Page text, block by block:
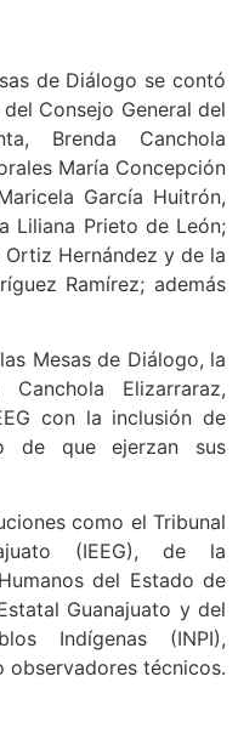
de Diálogo se contó
Consejo General del
Brenda Canchola
María Concepción
García Huitrón,
Liliana Prieto de León;
Hernández y de la
Ramírez; además
Mesas de Diálogo, la
Elizarraraz,
con la inclusión de
de que ejerzan sus
como el Tribunal
(IEEG), de la
del Estado de
Guanajuato y del
Indígenas (INPI),
observadores técnicos.